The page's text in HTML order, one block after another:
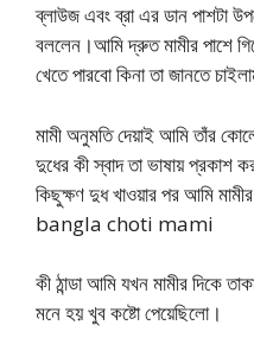
ব্লাউজ এবং ব্রা এর ডান পাশটা
বললেন।আমি দ্রুত মামীর পাশে
খেতে পারবো কিনা তা জানতে
মামী অনুমতি দেয়াই আমি তাঁর
দুধের কী স্বাদ তা ভাষায় প্রকাশ
কিছুক্ষণ দুধ খাওয়ার পর আমি
bangla choti mami
কী ঠান্ডা আমি যখন মামীর দিকে
মনে হয় খুব কষ্টো পেয়েছিলো।